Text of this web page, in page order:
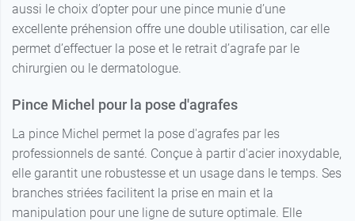
aussi le choix d’opter pour une pince munie d’une
excellente préhension offre une double utilisation, car elle
permet d’effectuer la pose et le retrait d’agrafe par le
chirurgien ou le dermatologue.
Pince Michel pour la pose d'agrafes
La pince Michel permet la pose d'agrafes par les
professionnels de santé. Conçue à partir d'acier inoxydable,
elle garantit une robustesse et un usage dans le temps. Ses
branches striées facilitent la prise en main et la
manipulation pour une ligne de suture optimale. Elle